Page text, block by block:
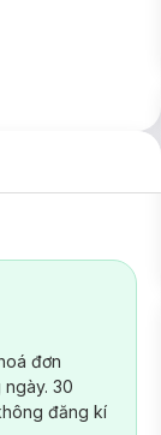
đơn
30
đăng kí